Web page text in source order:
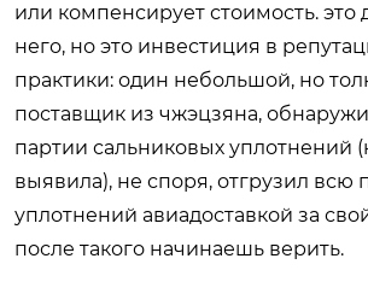
или компенсирует стоимость. это
него, но это инвестиция в
практики: один небольшой, но
поставщик из чжэцзяна,
партии сальниковых уплотнений
выявила), не споря, отгрузил всю
уплотнений авиадоставкой за
после такого начинаешь верить.